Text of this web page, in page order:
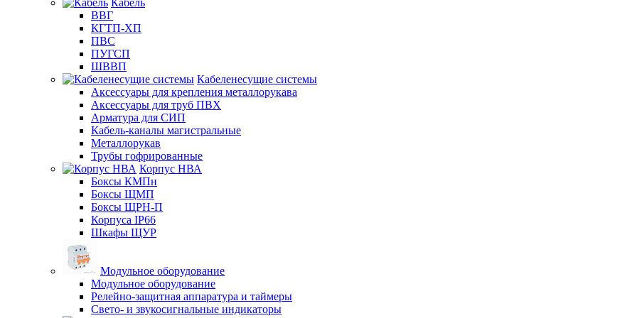
ВВГ
КГТП-ХП
ПВС
ПУГСП
ШВВП
Кабеленесущие системы
Аксессуары для крепления металлорукава
Аксессуары для труб ПВХ
Арматура для СИП
Кабель-каналы магистральные
Металлорукав
Трубы гофрированные
Корпус НВА
Боксы КМПн
Боксы ЩМП
Боксы ЩРН-П
Корпуса IP66
Шкафы ЩУР
Модульное оборудование
Модульное оборудование
Релейно-защитная аппаратура и таймеры
Свето- и звукосигнальные индикаторы